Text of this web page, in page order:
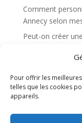
Pour offrir les
telles que les cookies
appareils.
Comment
Annecy selon
Peut-on créer
Quels éléments
Annecy plus
Recent